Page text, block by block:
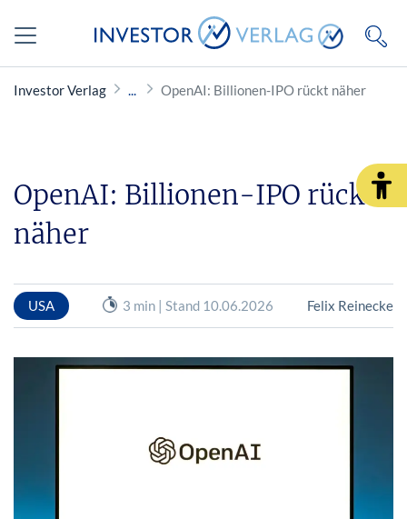
Investor Verlag OpenAI: Billionen-IPO rückt näher
OpenAI: Billionen-IPO rückt
näher
USA 3 min | Stand 10.06.2026 Felix Reinecke